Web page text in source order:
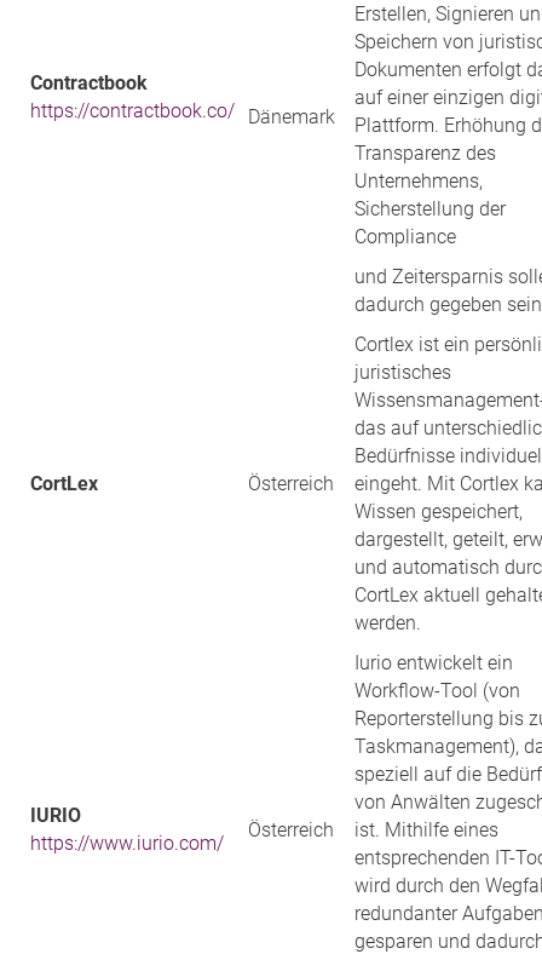
Contractbook
https://contractbook.co/
Dänemark
Erstellen, Signieren
Speichern von
Dokumenten erfolgt
auf einer einzigen
Plattform. Erhöhung
Transparenz des
Unternehmens,
Sicherstellung der
Compliance
und Zeitersparnis
dadurch gegeben
CortLex Österreich
Cortlex ist ein
juristisches
das auf
Bedürfnisse
eingeht. Mit Cortlex
Wissen gespeichert,
dargestellt, geteilt,
und automatisch
CortLex aktuell
werden.
IURIO
https://www.iurio.com/
Österreich
Iurio entwickelt ein
Workflow-Tool (von
Reporterstellung bis
Taskmanagement),
speziell auf die
von Anwälten
ist. Mithilfe eines
entsprechenden IT-
wird durch den
redundanter
gesparen und